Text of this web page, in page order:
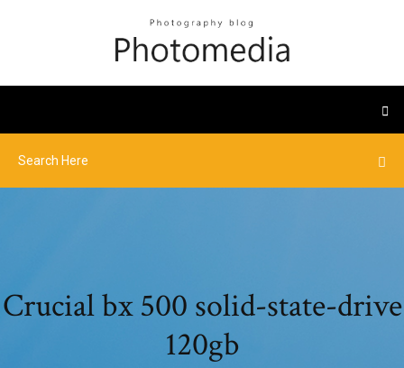
Crucial bx 500 solid-state-drive
120gb